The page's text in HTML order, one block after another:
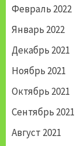
Февраль 2022
Январь 2022
Декабрь 2021
Ноябрь 2021
Октябрь 2021
Сентябрь 2021
Август 2021